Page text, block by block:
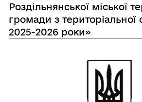
Роздільнянської міської
громади з
2025-2026 роки»